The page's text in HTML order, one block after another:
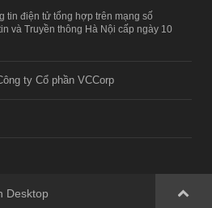
tin điện tử tổng hợp trên mạng số
và Truyền thông Hà Nội cấp ngày 10
ty Cổ phần VCCorp
Desktop